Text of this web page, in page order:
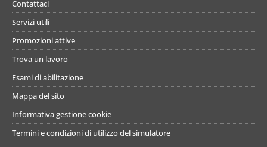
Contattaci
Servizi utili
Promozioni attive
Trova un lavoro
Esami di abilitazione
Mappa del sito
Informativa gestione cookie
Termini e condizioni di utilizzo del simulatore